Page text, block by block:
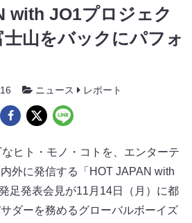
with JO1プロジェク
士山をバックにパフォ
ニュース レポート
ヒト・モノ・コトを、エンターテ
外に発信する「HOT JAPAN with
足発表会見が11月14日（月）に都
ダーを務めるグローバルボーイズ